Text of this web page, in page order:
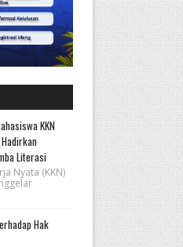
KKN
Literasi
Nyata (KKN)
Hak